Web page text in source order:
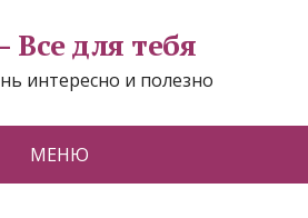
Все для тебя
интересно и полезно
МЕНЮ